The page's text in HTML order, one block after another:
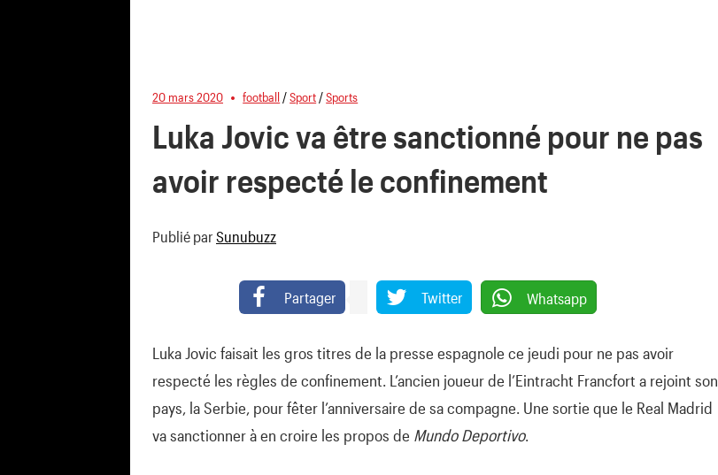
20 mars 2020 football /Sport /Sports
Luka Jovic va être sanctionné pour ne pas
avoir respecté le confinement
Publié par Sunubuzz
Partager Twitter Whatsapp
Luka Jovic faisait les gros titres de la presse espagnole ce jeudi pour ne pas avoir
respecté les règles de confinement. L’ancien joueur de l’Eintracht Francfort a rejoint son
pays, la Serbie, pour fêter l’anniversaire de sa compagne. Une sortie que le Real Madrid
va sanctionner à en croire les propos de Mundo Deportivo.